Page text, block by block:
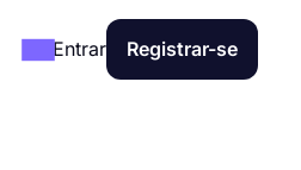
Entrar Registrar-se